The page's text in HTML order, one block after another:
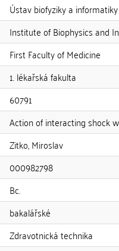
Ústav biofyziky a
Institute of Biophysics and
First Faculty of Medicine
1. lékařská fakulta
60791
Action of interacting shock
Zitko, Miroslav
000982798
Bc.
bakalářské
Zdravotnická technika